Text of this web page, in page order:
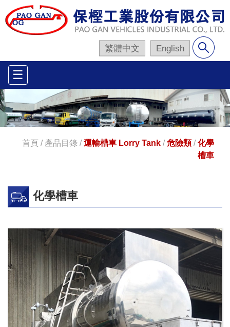
繁體中文 English
☰
首頁 / 產品目錄 / 運輸槽車 Lorry Tank / 危險類 / 化學
槽車
化學槽車